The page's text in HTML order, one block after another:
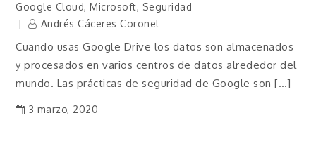
Google Cloud, Microsoft, Seguridad
Andrés Cáceres Coronel
Cuando usas Google Drive los datos son almacenados
y procesados en varios centros de datos alrededor del
mundo. Las prácticas de seguridad de Google son […]
3 marzo, 2020